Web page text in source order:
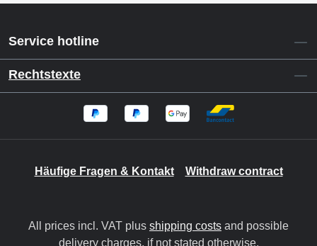
Service hotline
Rechtstexte
Häufige Fragen & Kontakt Withdraw contract
All prices incl. VAT plus shipping costs and possible
delivery charges, if not stated otherwise.